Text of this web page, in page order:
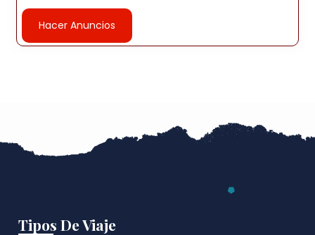
Hacer Anuncios
Tipos De Viaje